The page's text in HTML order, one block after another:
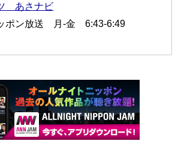
あさナビ
ポン放送 月-金 6:43-6:49